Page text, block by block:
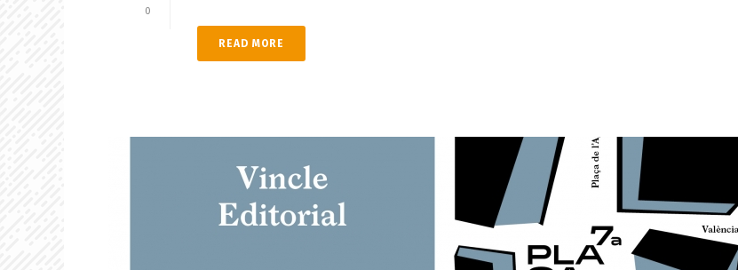
0
READ MORE